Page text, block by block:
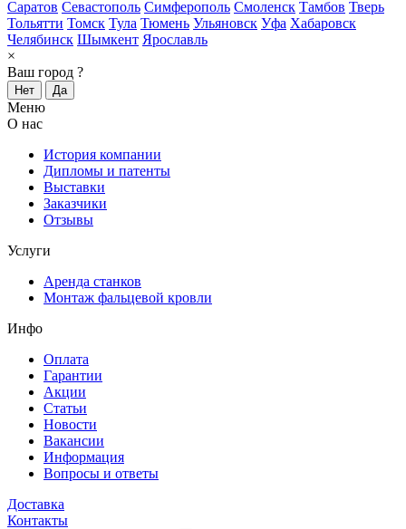
Саратов Севастополь Симферополь Смоленск Тамбов Тверь
Тольятти Томск Тула Тюмень Ульяновск Уфа Хабаровск
Челябинск Шымкент Ярославль
×
Ваш город ?
Нет Да
Меню
О нас
История компании
Дипломы и патенты
Выставки
Заказчики
Отзывы
Услуги
Аренда станков
Монтаж фальцевой кровли
Инфо
Оплата
Гарантии
Акции
Статьи
Новости
Вакансии
Информация
Вопросы и ответы
Доставка
Контакты